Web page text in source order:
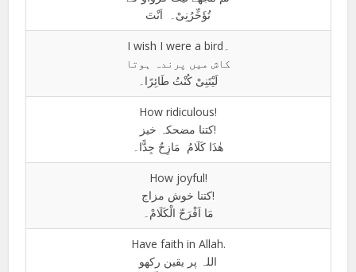
تُؤَخِّرُنِیْ۔ اَنْتَ
کاش میں پرندہ ہوتا
لَیْتَنِیْ کُنْتُ طَائِرًا۔
How ridiculous!
کتنا مضحکہ خیز!
ھٰذَا کَلَامُ مَازِحٌ جِدًّا۔
How joyful!
کتنا خوش مزاج!
مَا اَفْرَحّ الْکَلَامْ۔
Have faith in Allah.
اللہ پر یقین رکھو